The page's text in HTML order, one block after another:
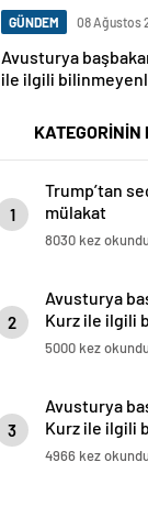
GÜNDEM 08 Ağustos
Avusturya
ile ilgili
KATEGORİNİN
1
Trump’tan
mülakat
8030 kez okundu
2
Avusturya
Kurz ile ilgili
5000 kez okundu
3
Avusturya
Kurz ile ilgili
4966 kez okundu